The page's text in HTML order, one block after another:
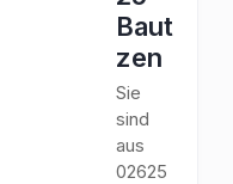
Baut
zen
Sie
sind
aus
02625